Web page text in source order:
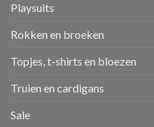
Playsuits
Rokken en broeken
Topjes, t-shirts en bloezen
Truien en cardigans
Sale